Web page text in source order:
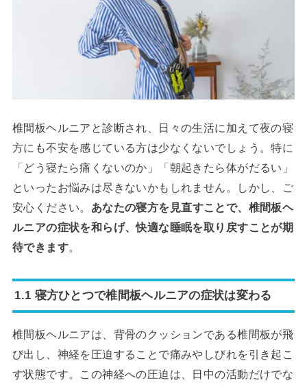
椎間板ヘルニアと診断され、日々の生活に加えて夜の寝
方にも不安を感じている方は少なくないでしょう。特に
「どう寝たら痛くないのか」「朝起きたら体がだるい」
といったお悩みは尽きないかもしれません。しかし、ご
安心ください。 あなたの寝方を見直すことで、椎間板ヘ
ルニアの症状を和らげ、快適な睡眠を取り戻すことが期
待できます。
1.1 寝方ひとつで椎間板ヘルニアの症状は変わる
椎間板ヘルニアは、背骨のクッションである椎間板が飛
び出し、神経を圧迫することで痛みやしびれを引き起こ
す状態です。この神経への圧迫は、日中の活動だけでな